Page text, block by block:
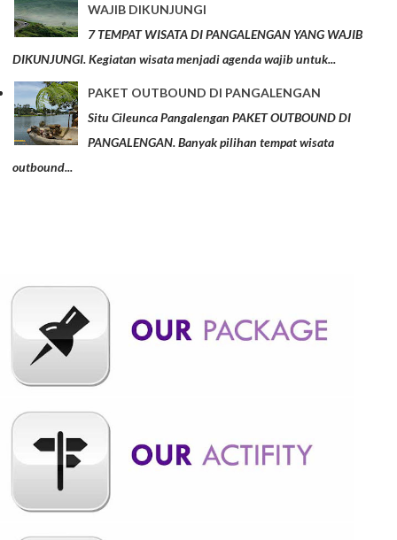
WAJIB DIKUNJUNGI
7 TEMPAT WISATA DI PANGALENGAN YANG WAJIB
DIKUNJUNGI. Kegiatan wisata menjadi agenda wajib untuk...
PAKET OUTBOUND DI PANGALENGAN
Situ Cileunca Pangalengan PAKET OUTBOUND DI
PANGALENGAN. Banyak pilihan tempat wisata
outbound...